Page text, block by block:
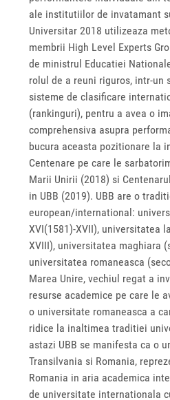
ale institutiilor de invatamant
Universitar 2018 utilizeaza
membrii High Level Experts
de ministrul Educatiei
rolul de a reuni riguros, intr-un
sisteme de clasificare
(rankinguri), pentru a avea o
comprehensiva asupra
bucura aceasta pozitionare la
Centenare pe care le
Marii Unirii (2018) si
in UBB (2019). UBB are o
european/international:
XVI(1581)-XVII), universitatea
XVIII), universitatea maghiara
universitatea romaneasca
Marea Unire, vechiul regat a
resurse academice pe care le
o universitate romaneasca a
ridice la inaltimea traditiei
astazi UBB se manifesta ca o
Transilvania si Romania,
Romania in aria academica
de universitate internationala